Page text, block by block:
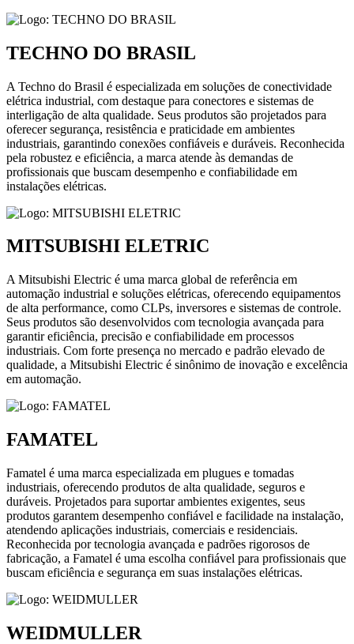
TECHNO DO BRASIL
A Techno do Brasil é especializada em soluções de conectividade
elétrica industrial, com destaque para conectores e sistemas de
interligação de alta qualidade. Seus produtos são projetados para
oferecer segurança, resistência e praticidade em ambientes
industriais, garantindo conexões confiáveis e duráveis. Reconhecida
pela robustez e eficiência, a marca atende às demandas de
profissionais que buscam desempenho e confiabilidade em
instalações elétricas.
MITSUBISHI ELETRIC
A Mitsubishi Electric é uma marca global de referência em
automação industrial e soluções elétricas, oferecendo equipamentos
de alta performance, como CLPs, inversores e sistemas de controle.
Seus produtos são desenvolvidos com tecnologia avançada para
garantir eficiência, precisão e confiabilidade em processos
industriais. Com forte presença no mercado e padrão elevado de
qualidade, a Mitsubishi Electric é sinônimo de inovação e excelência
em automação.
FAMATEL
Famatel é uma marca especializada em plugues e tomadas
industriais, oferecendo produtos de alta qualidade, seguros e
duráveis. Projetados para suportar ambientes exigentes, seus
produtos garantem desempenho confiável e facilidade na instalação,
atendendo aplicações industriais, comerciais e residenciais.
Reconhecida por tecnologia avançada e padrões rigorosos de
fabricação, a Famatel é uma escolha confiável para profissionais que
buscam eficiência e segurança em suas instalações elétricas.
WEIDMULLER